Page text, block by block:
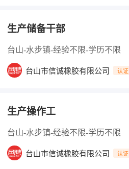
生产储备干部
台山-水步镇-经验不限-学历不限
台山市信诚橡胶有限公司 认证
生产操作工
台山-水步镇-经验不限-学历不限
台山市信诚橡胶有限公司 认证